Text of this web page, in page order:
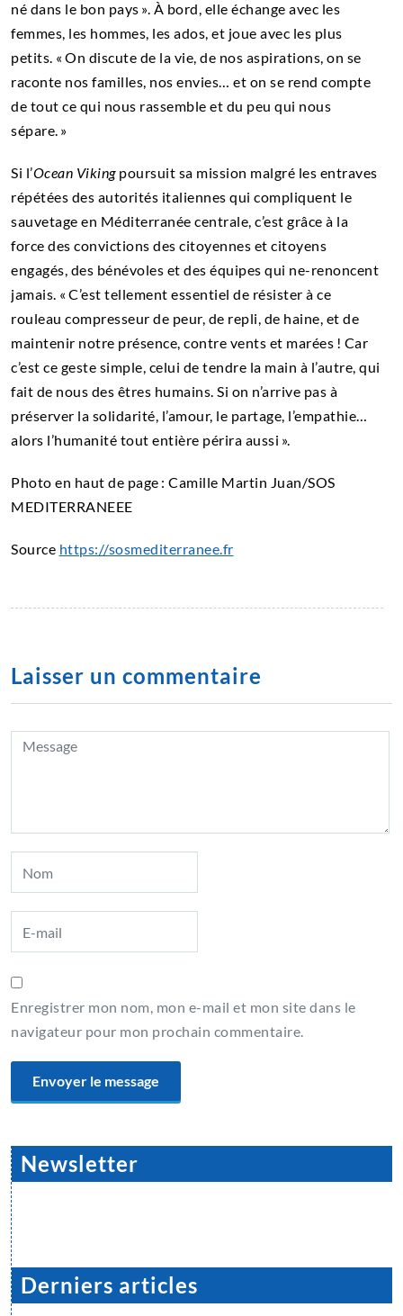
né dans le bon pays ». À bord, elle échange avec les
femmes, les hommes, les ados, et joue avec les plus
petits. « On discute de la vie, de nos aspirations, on se
raconte nos familles, nos envies… et on se rend compte
de tout ce qui nous rassemble et du peu qui nous
sépare. »
Si l’Ocean Vikingpoursuit sa mission malgré les entraves
répétées des autorités italiennes qui compliquent le
sauvetage en Méditerranée centrale, c’est grâce à la
force des convictions des citoyennes et citoyens
engagés, des bénévoles et des équipes qui ne-renoncent
jamais. « C’est tellement essentiel de résister à ce
rouleau compresseur de peur, de repli, de haine, et de
maintenir notre présence, contre vents et marées ! Car
c’est ce geste simple, celui de tendre la main à l’autre, qui
fait de nous des êtres humains. Si on n’arrive pas à
préserver la solidarité, l’amour, le partage, l’empathie…
alors l’humanité tout entière périra aussi ».
Photo en haut de page : Camille Martin Juan/SOS
MEDITERRANEEE
Source https://sosmediterranee.fr
Laisser un commentaire
Enregistrer mon nom, mon e-mail et mon site dans le
navigateur pour mon prochain commentaire.
Newsletter
Derniers articles